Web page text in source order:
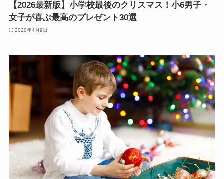
【2026最新版】小学校最後のクリスマス！小6男子・
女子が喜ぶ最高のプレゼント30選
2020年4月9日